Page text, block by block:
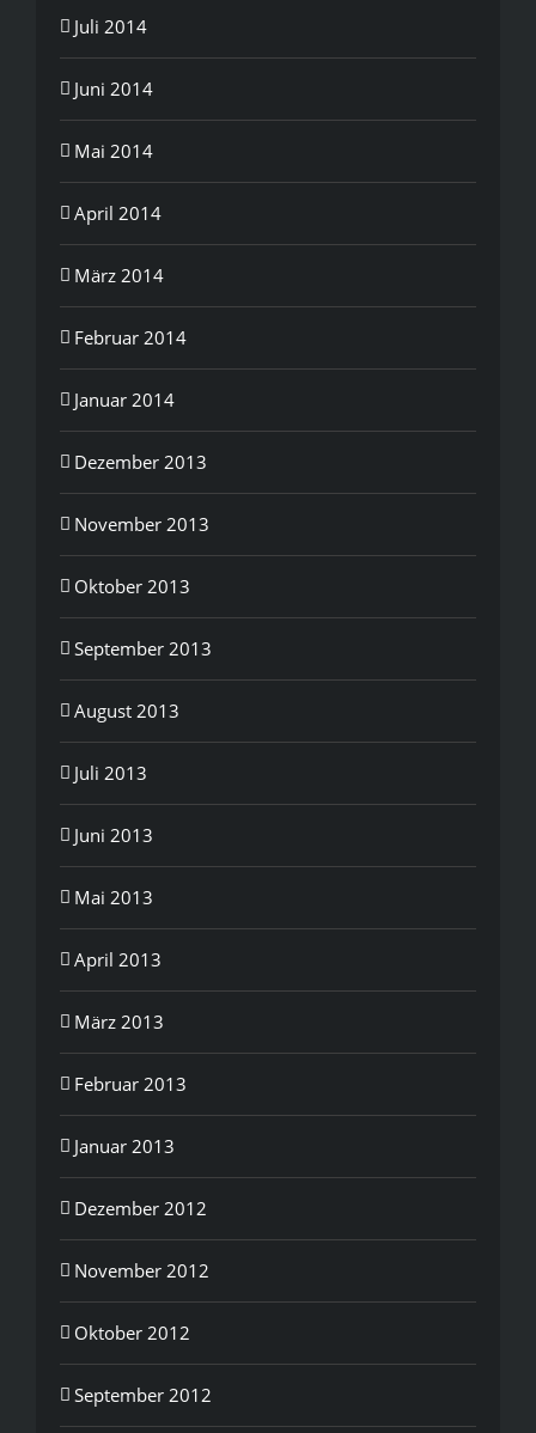
Juli 2014
Juni 2014
Mai 2014
April 2014
März 2014
Februar 2014
Januar 2014
Dezember 2013
November 2013
Oktober 2013
September 2013
August 2013
Juli 2013
Juni 2013
Mai 2013
April 2013
März 2013
Februar 2013
Januar 2013
Dezember 2012
November 2012
Oktober 2012
September 2012